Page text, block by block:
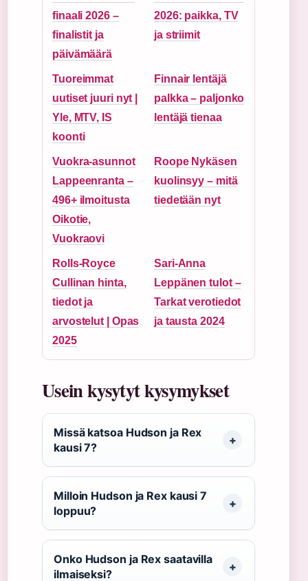
finaali 2026 –
finalistit ja
päivämäärä
2026: paikka, TV
ja striimit
Tuoreimmat
uutiset juuri nyt |
Yle, MTV, IS
koonti
Finnair lentäjä
palkka – paljonko
lentäjä tienaa
Vuokra-asunnot
Lappeenranta –
496+ ilmoitusta
Oikotie,
Vuokraovi
Roope Nykäsen
kuolinsyy – mitä
tiedetään nyt
Rolls-Royce
Cullinan hinta,
tiedot ja
arvostelut | Opas
2025
Sari-Anna
Leppänen tulot –
Tarkat verotiedot
ja tausta 2024
Usein kysytyt kysymykset
Missä katsoa Hudson ja Rex
kausi 7?
Milloin Hudson ja Rex kausi 7
loppuu?
Onko Hudson ja Rex saatavilla
ilmaiseksi?